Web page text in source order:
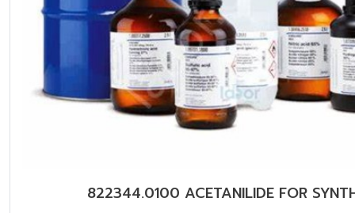
822344.0100 ACETANILIDE FOR